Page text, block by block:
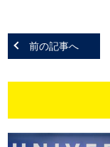
前の記事へ